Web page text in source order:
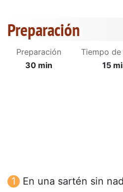
Preparación
Preparación
30 min
Tiempo de
15
En una sartén sin